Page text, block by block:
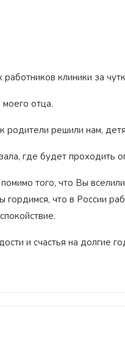
клиники за
отца.
решили нам,
где будет
того, что Вы
что в России
и счастья на долгие